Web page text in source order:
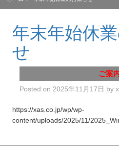
年末年始休
せ
ご案
Posted on 2025年11月17日 by
https://xas.co.jp/wp/wp-
content/uploads/2025/11/